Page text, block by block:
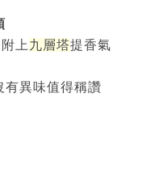
上 九層塔提香氣
有異味值得稱讚